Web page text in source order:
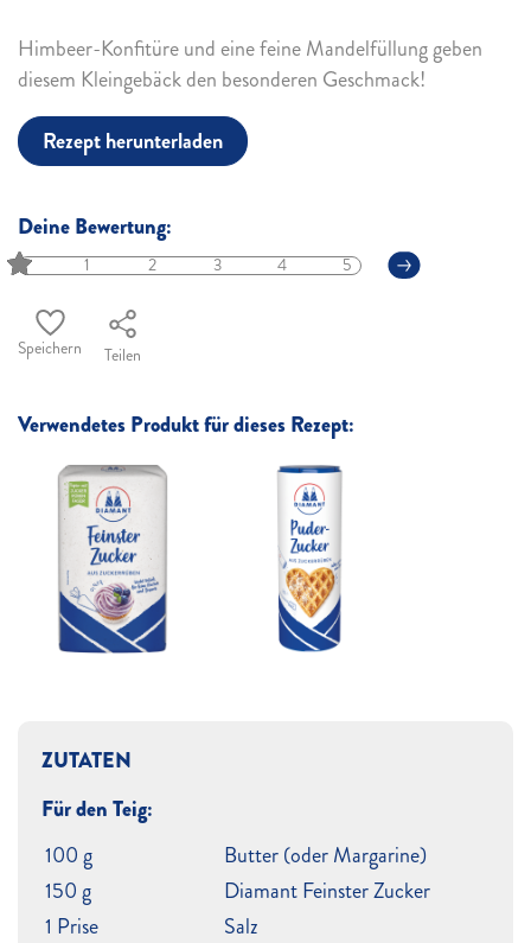
Himbeer-Konfitüre und eine feine Mandelfüllung geben
diesem Kleingebäck den besonderen Geschmack!
Rezept herunterladen
Deine Bewertung:
1 2 3 4 5
Speichern Teilen
Verwendetes Produkt für dieses Rezept:
ZUTATEN
Für den Teig:
100 g
Butter (oder Margarine)
150 g
Diamant Feinster Zucker
1 Prise
Salz